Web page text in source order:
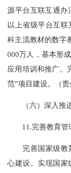
源平台互联互通办
以上省级平台互
科主流教材的数字
000万人，基本形
应用培训和推广。
范”项目建设。（
（六）深入推进
11.完善教育管理
完善国家级教育
心建设。实现国家